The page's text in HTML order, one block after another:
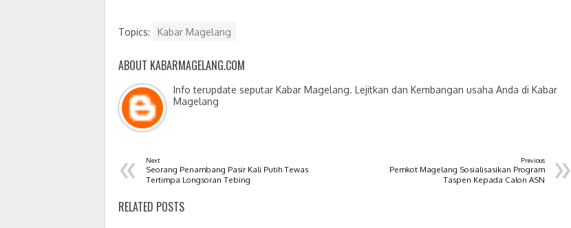
Topics: Kabar Magelang
ABOUT KABARMAGELANG.COM
Info terupdate seputar Kabar Magelang. Lejitkan dan Kembangan usaha Anda di Kabar
Magelang
« Next
Seorang Penambang Pasir Kali Putih Tewas
Tertimpa Longsoran Tebing
»
Previous
Pemkot Magelang Sosialisasikan Program
Taspen Kepada Calon ASN
RELATED POSTS